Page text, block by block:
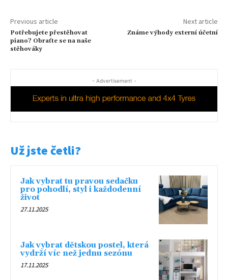
Previous article
Potřebujete přestěhovat
piano? Obraťte se na naše
stěhováky
Next article
Známe výhody externí účetní
- Advertisement -
Už jste četli?
Jak vybrat tu pravou sedačku
pro pohodlí, styl i každodenní
život
27.11.2025
Jak vybrat dětskou postel, která
vydrží víc než jednu sezónu
17.11.2025